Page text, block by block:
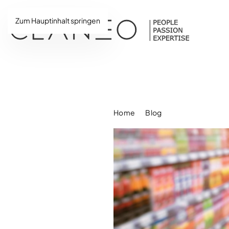
Zum Hauptinhalt springen
Home Blog